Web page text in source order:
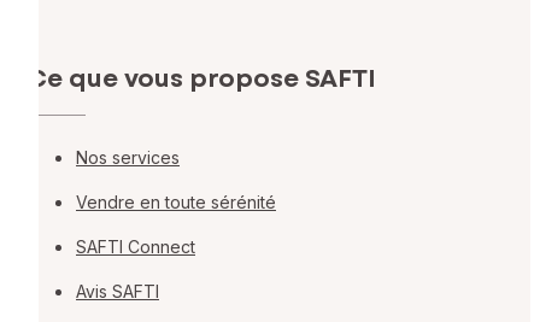
Ce que vous propose SAFTI
Nos services
Vendre en toute sérénité
SAFTI Connect
Avis SAFTI